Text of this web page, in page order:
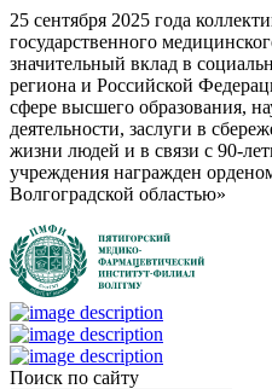
25 сентября 2025 года
государственного
значительный вклад в
региона и Российской
сфере высшего образования,
деятельности, заслуги в
жизни людей и в связи с 90-
учреждения награжден
Волгоградской областью»
Поиск по сайту